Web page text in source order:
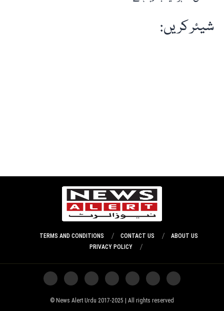
شیئر کریں:
ABOUT US
CONTACT US
TERMS AND CONDITIONS
PRIVACY POLICY
News Alert Urdu 2017-2025 | All rights reserved ©